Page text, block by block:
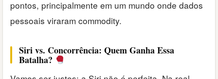
pontos, principalmente em um mundo onde dados
pessoais viraram commodity.
Siri vs. Concorrência: Quem Ganha Essa
Batalha?